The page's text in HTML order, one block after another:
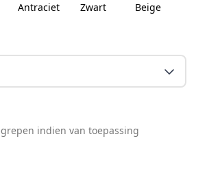
Antraciet Zwart Beige
indien van toepassing